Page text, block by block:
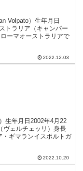
Volpato）生年月日
トラリア（キャンパー
ーマオーストラリアで
2022.12.03
生年月日2002年4月22
ヴェルチェッリ）身長
ギマランイスポルトガ
2022.10.20